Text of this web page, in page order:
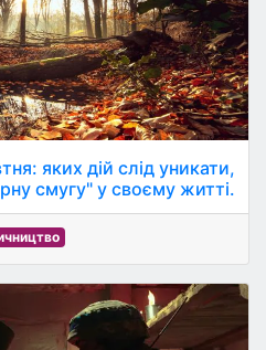
яких дій слід уникати,
смугу" у своєму житті.